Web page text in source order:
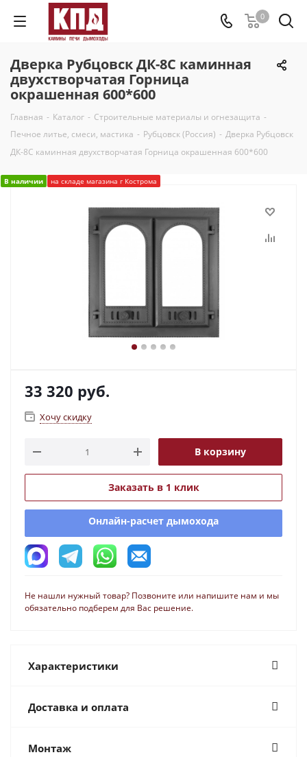
0
Дверка Рубцовск ДК-8С каминная
двухстворчатая Горница
окрашенная 600*600
Главная - Каталог - Строительные материалы и огнезащита -
Печное литье, смеси, мастика - Рубцовск (Россия) - Дверка Рубцовск
ДК-8С каминная двухстворчатая Горница окрашенная 600*600
В наличии на складе магазина г Кострома
33 320 руб.
Хочу скидку
В корзину
Заказать в 1 клик
Онлайн-расчет дымохода
Не нашли нужный товар? Позвоните или напишите нам и мы
обязательно подберем для Вас решение.
Характеристики
Доставка и оплата
Монтаж